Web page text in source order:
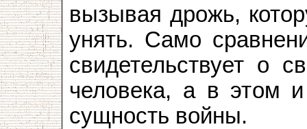
вызывая дрожь,
унять. Само
свидетельствует о
человека, а в этом и
сущность войны.